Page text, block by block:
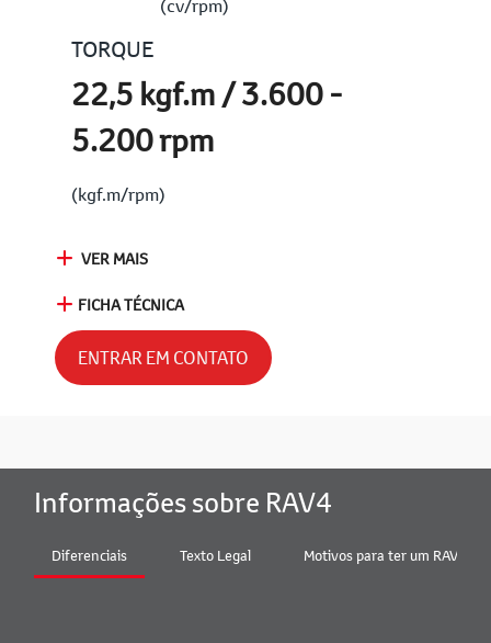
(cv/rpm)
TORQUE
22,5 kgf.m / 3.600 -
5.200 rpm
(kgf.m/rpm)
VER MAIS
FICHA TÉCNICA
ENTRAR EM CONTATO
Informações sobre RAV4
Diferenciais Texto Legal Motivos para ter um RAV4